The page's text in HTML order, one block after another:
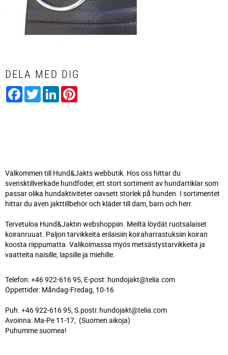
DELA MED DIG
Facebook
TwitterLinkedIn
Välkommen till Hund&Jakts webbutik. Hos oss hittar du
svensktillverkade hundfoder, ett stort sortiment av hundartiklar som
passar olika hundaktiviteter oavsett storlek på hunden. I sortimentet
hittar du även jakttillbehör och kläder till dam, barn och herr.
Tervetuloa Hund&Jaktin webshoppiin. Meiltä löydät ruotsalaiset
koiranruuat. Paljon tarvikkeita erilaisiin koiraharrastuksiin koiran
koosta riippumatta. Valikoimassa myös metsästystarvikkeita ja
vaatteita naisille, lapsille ja miehille.
Telefon: +46 922-616 95, E-post: hundojakt@telia.com
Öppettider: Måndag-Fredag, 10-16
Puh. +46 922-616 95, S.posti: hundojakt@telia.com
Avoinna: Ma-Pe 11-17, (Suomen aikoja)
Puhumme suomea!